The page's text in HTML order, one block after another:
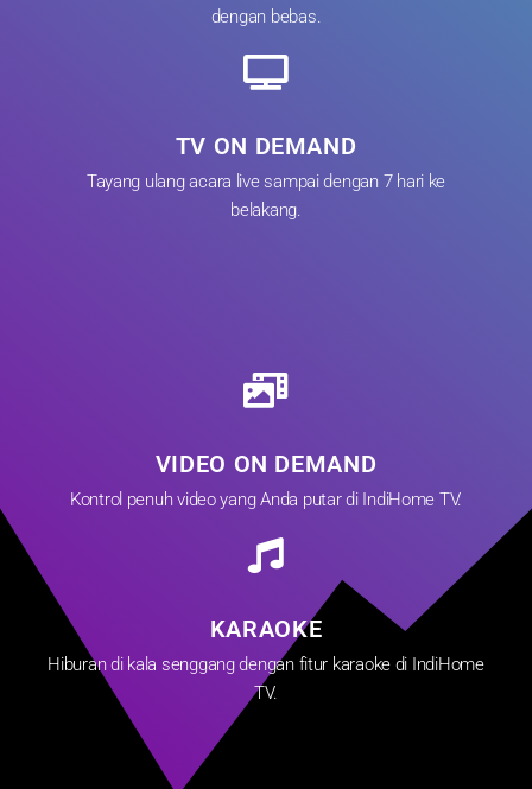
dengan bebas.
TV ON DEMAND
Tayang ulang acara live sampai dengan 7 hari ke
belakang.
VIDEO ON DEMAND
Kontrol penuh video yang Anda putar di IndiHome TV.
KARAOKE
Hiburan di kala senggang dengan fitur karaoke di IndiHome
TV.